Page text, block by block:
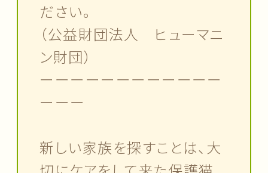
ださい。
（公益財団法人 ヒューマニ
ン財団）
ーーーーーーーーーーーー
ーーー
新しい家族を探すことは、大